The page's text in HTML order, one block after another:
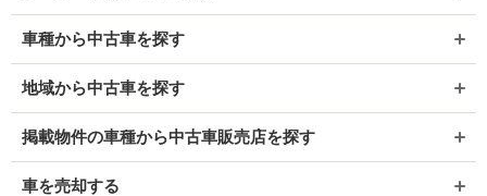
車種から中古車を探す
地域から中古車を探す
掲載物件の車種から中古車販売店を探す
車を売却する